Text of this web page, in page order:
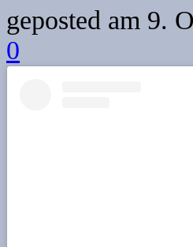
geposted am 9.
0